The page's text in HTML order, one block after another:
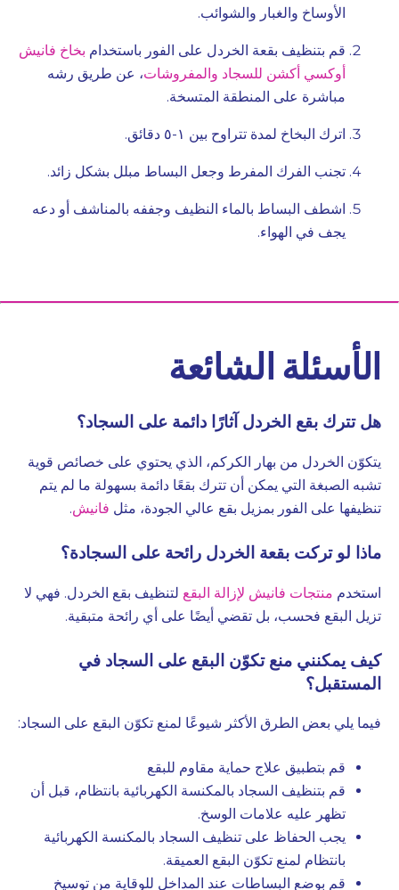
الأوساخ والغبار والشوائب.
قم بتنظيف بقعة الخردل على الفور باستخدام بخاخ فانيش
أوكسي أكشن للسجاد والمفروشات، عن طريق رشه
مباشرة على المنطقة المتسخة.
اترك البخاخ لمدة تتراوح بين ١-٥ دقائق.
تجنب الفرك المفرط وجعل البساط مبلل بشكل زائد.
اشطف البساط بالماء النظيف وجففه بالمناشف أو دعه
يجف في الهواء.
الأسئلة الشائعة
هل تترك بقع الخردل آثارًا دائمة على السجاد؟
يتكوّن الخردل من بهار الكركم، الذي يحتوي على خصائص قوية
تشبه الصبغة التي يمكن أن تترك بقعًا دائمة بسهولة ما لم يتم
تنظيفها على الفور بمزيل بقع عالي الجودة، مثل فانيش.
ماذا لو تركت بقعة الخردل رائحة على السجادة؟
استخدم منتجات فانيش لإزالة البقع لتنظيف بقع الخردل. فهي لا
تزيل البقع فحسب، بل تقضي أيضًا على أي رائحة متبقية.
كيف يمكنني منع تكوّن البقع على السجاد في
المستقبل؟
فيما يلي بعض الطرق الأكثر شيوعًا لمنع تكوّن البقع على السجاد:
قم بتطبيق علاج حماية مقاوم للبقع
قم بتنظيف السجاد بالمكنسة الكهربائية بانتظام، قبل أن
تظهر عليه علامات الوسخ.
يجب الحفاظ على تنظيف السجاد بالمكنسة الكهربائية
بانتظام لمنع تكوّن البقع العميقة.
قم بوضع البساطات عند المداخل للوقاية من توسيخ